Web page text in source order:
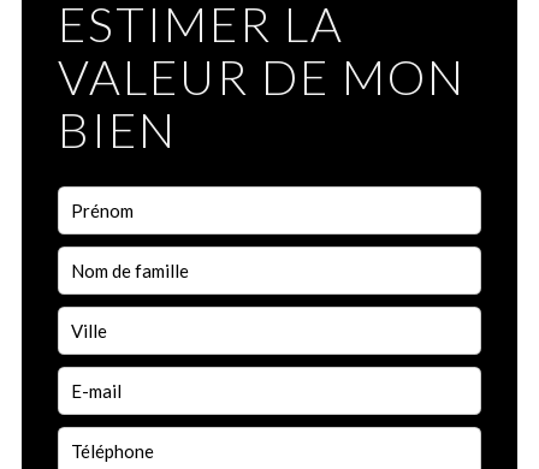
ESTIMER LA
VALEUR DE MON
BIEN